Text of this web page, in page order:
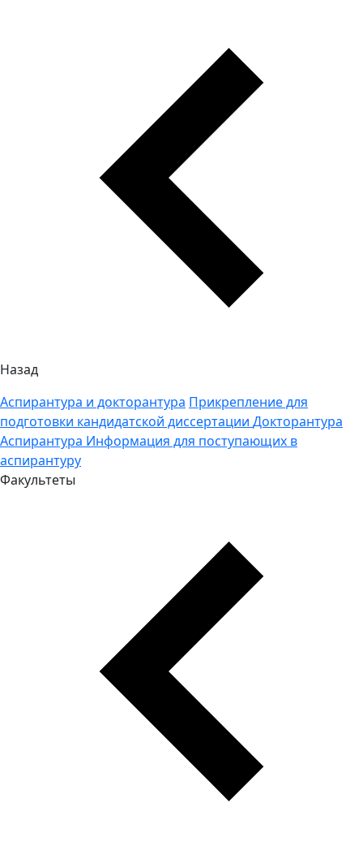
Назад
Аспирантура и докторантура Прикрепление для
подготовки кандидатской диссертации Докторантура
Аспирантура Информация для поступающих в
аспирантуру
Факультеты